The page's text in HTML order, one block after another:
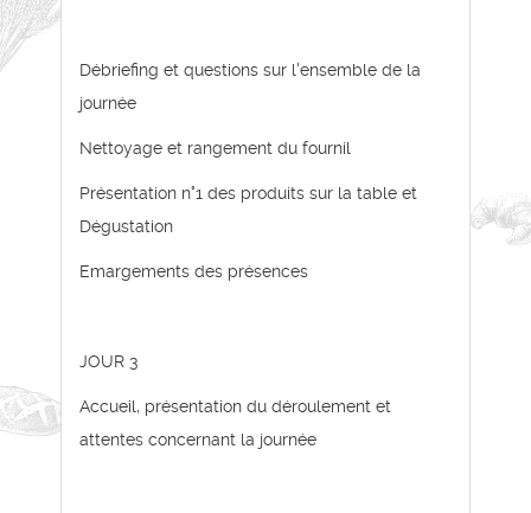
Débriefing et questions sur l'ensemble de la
journée
Nettoyage et rangement du fournil
Présentation n°1 des produits sur la table et
Dégustation
Emargements des présences
JOUR 3
Accueil, présentation du déroulement et
attentes concernant la journée